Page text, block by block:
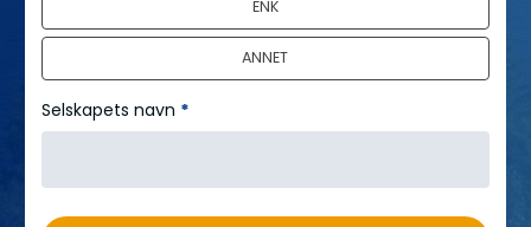
ENK
ANNET
Selskapets navn *